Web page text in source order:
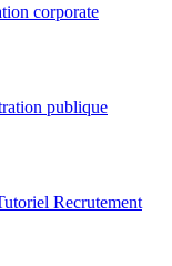
corporate
publique
Recrutement